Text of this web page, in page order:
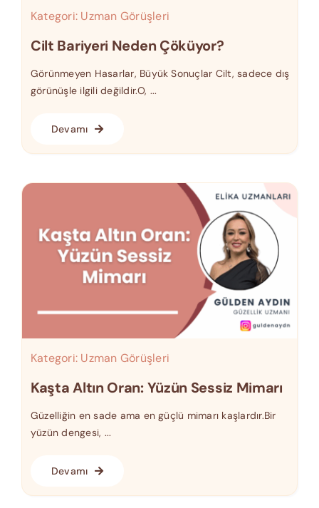
Kategori: Uzman Görüşleri
Cilt Bariyeri Neden Çöküyor?
Görünmeyen Hasarlar, Büyük Sonuçlar Cilt, sadece dış
görünüşle ilgili değildir.O, ...
Devamı
Kategori: Uzman Görüşleri
Kaşta Altın Oran: Yüzün Sessiz Mimarı
Güzelliğin en sade ama en güçlü mimarı kaşlardır.Bir
yüzün dengesi, ...
Devamı